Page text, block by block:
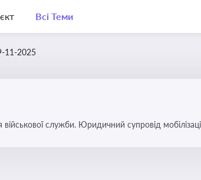
Всі Теми
11-2025
служби. Юридичний супровід